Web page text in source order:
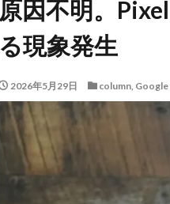
原因不明。
る現象発生
2026年5月29日 column, Google